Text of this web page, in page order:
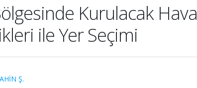
Kurulacak
ile Yer Seçimi
Ş.